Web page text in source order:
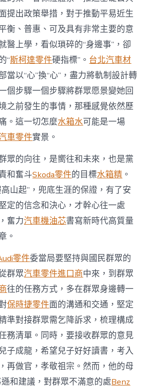
福
滿
意〉
中
提出政策舉措，對于推動平易近生
衡、普惠、可及具有非常主要的意
醫上學，看似瑣碎的“身邊事”，卻
“斯柯達零件硬指標”。 台北汽車材
當以“心”換“心”，盡力將軌制設計轉
個步驟一個步驟將群眾愿景變她回
之前發生的事情，那種感覺依然歷
。這一切怎麼水箱水可能是一場
車零件實景。
眾的向往，是嚮往和未來，也是黨
和奮斗Skoda零件的目標水箱精 。
山起”，兜底生涯的保證，有了安
定的信念和決心，才幹心往一處
奮力汽車機油芯書寫新時代高質量
。
零件委當局要堅持與國民群眾的
群眾汽車零件進口商中來，到群眾
往的任務方式，多在群眾身邊轉一
保時捷零件面的溝通和交通，堅定
準對接群眾需乞降訴求，梳理構成
務清單。同時，要接收群眾的意見
子成龍，希望兒子好好讀書，考入
再做官，孝敬祖宗。然而，他的母
和建議，對群眾不滿意的處Benz